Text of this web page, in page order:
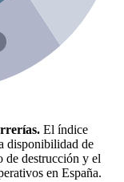
El índice
disponibilidad de
de destrucción y el
en España.